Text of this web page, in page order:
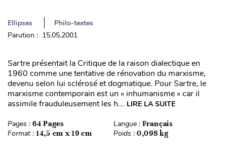
Ellipses
Philo-textes
Parution : 15.05.2001
Sartre présentait la Critique de la raison dialectique en
1960 comme une tentative de rénovation du marxisme,
devenu selon lui sclérosé et dogmatique. Pour Sartre, le
marxisme contemporain est un « inhumanisme » car il
assimile frauduleusement les h... LIRE LA SUITE
Pages : 64 Pages Langue : Français
Format : 14,5 cm x 19 cm Poids : 0,098 kg